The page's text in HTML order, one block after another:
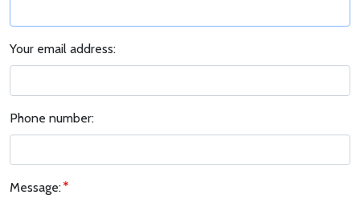
Your email address:
Phone number:
Message: